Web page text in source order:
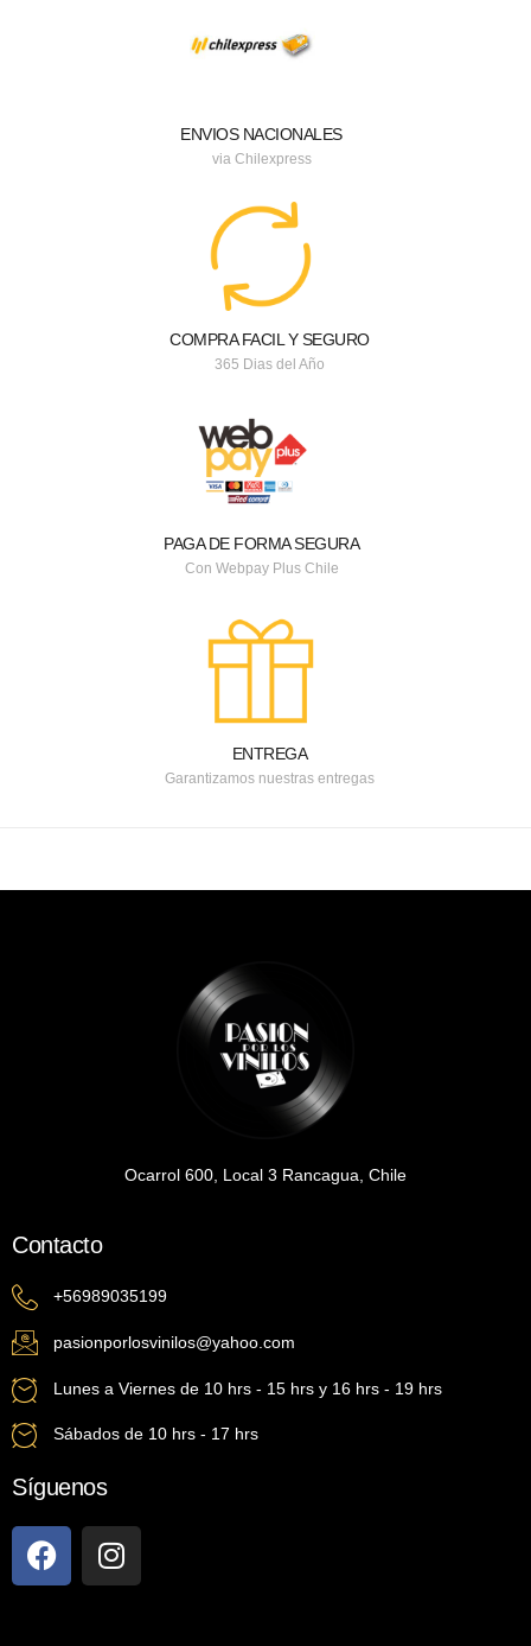
ENVIOS NACIONALES
via Chilexpress
COMPRA FACIL Y SEGURO
365 Dias del Año
PAGA DE FORMA SEGURA
Con Webpay Plus Chile
ENTREGA
Garantizamos nuestras entregas
Ocarrol 600, Local 3 Rancagua, Chile
Contacto
+56989035199
pasionporlosvinilos@yahoo.com
Lunes a Viernes de 10 hrs - 15 hrs y 16 hrs - 19 hrs
Sábados de 10 hrs - 17 hrs
Síguenos